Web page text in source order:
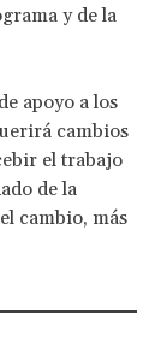
y de la
apoyo a los
cambios
el trabajo
de la
cambio, más